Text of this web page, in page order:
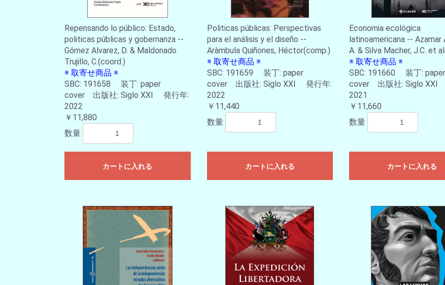
Repensando lo público: Estado,
politicas públicas y gobernanza --
Gómez Alvarez, D. & Maldonado
Trujillo, C.(coord.)
※ 取寄せ商品 ※
SBC: 191658 装丁: paper
cover 出版社: Siglo XXI 発行年:
2022
￥11,880
数量
カートに入れる
Politicas públicas: Perspectivas
para el análisis y el diseño --
Aràmbula Quiñones, Héctor(comp.)
※ 取寄せ商品 ※
SBC: 191659 装丁: paper
cover 出版社: Siglo XXI 発行年:
2022
￥11,440
数量
カートに入れる
Economia ecológica
latinoamericana -- Azamar
A. & Silva Macher, J.C. et
※ 取寄せ商品 ※
SBC: 191660 装丁: paper
cover 出版社: Siglo XXI
2021
￥11,660
数量
カートに入れる